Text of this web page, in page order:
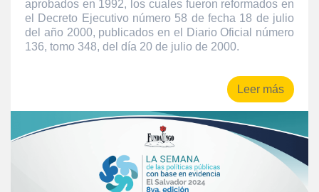
aprobados en 1992, los cuales fueron reformados en
el Decreto Ejecutivo número 58 de fecha 18 de julio
del año 2000, publicados en el Diario Oficial número
136, tomo 348, del día 20 de julio de 2000.
Leer más